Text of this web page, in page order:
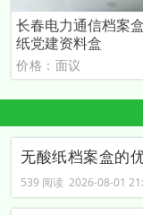
长春电力通信档案
纸党建资料盒
价格：面议
无酸纸档案盒的
539 阅读 2026-08-01